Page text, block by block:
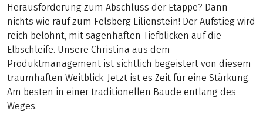
Herausforderung zum Abschluss der Etappe? Dann
nichts wie rauf zum Felsberg Lilienstein! Der Aufstieg wird
reich belohnt, mit sagenhaften Tiefblicken auf die
Elbschleife. Unsere Christina aus dem
Produktmanagement ist sichtlich begeistert von diesem
traumhaften Weitblick. Jetzt ist es Zeit für eine Stärkung.
Am besten in einer traditionellen Baude entlang des
Weges.